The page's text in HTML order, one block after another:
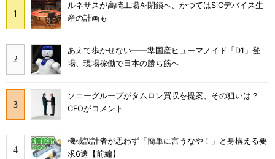
ルネサスが高崎工場を閉鎖へ、かつてはSiCデバイス生
産の計画も
あえて歩かせない――準国産ヒューマノイド「D1」登
場、現場稼働で日本の勝ち筋へ
ソニーグループがタムロン買収を提案、その狙いは？
CFOがコメント
機械設計者が思わず「簡単に言うなや！」と身構える要
求6選【前編】